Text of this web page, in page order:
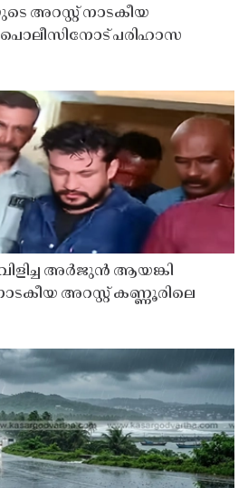
അറസ്റ്റ് നാടകീയ
പരിഹാസ
അർജുൻ ആയങ്കി
അറസ്റ്റ് കണ്ണൂരിലെ